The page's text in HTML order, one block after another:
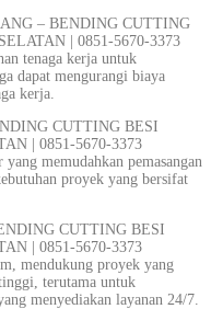
– BENDING CUTTING
| 0851-5670-3373
tenaga kerja untuk
dapat mengurangi biaya
kerja.
CUTTING BESI
| 0851-5670-3373
memudahkan pemasangan
proyek yang bersifat
CUTTING BESI
| 0851-5670-3373
mendukung proyek yang
terutama untuk
menyediakan layanan 24/7.